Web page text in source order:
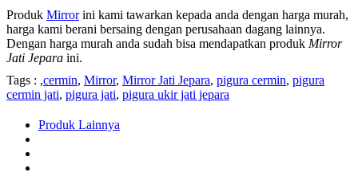
Produk Mirrorini kami tawarkan kepada anda dengan harga murah,
harga kami berani bersaing dengan perusahaan dagang lainnya.
Dengan harga murah anda sudah bisa mendapatkan produk Mirror
Jati Jepara ini.
Tags : ,cermin, Mirror, Mirror Jati Jepara, pigura cermin, pigura
cermin jati, pigura jati, pigura ukir jati jepara
Produk Lainnya